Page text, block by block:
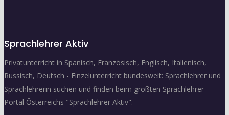
Sprachlehrer Aktiv
Privatunterricht in Spanisch, Französisch, Englisch, Italienisch,
Russisch, Deutsch - Einzelunterricht bundesweit: Sprachlehrer und
Sprachlehrerin suchen und finden beim größten Sprachlehrer-
Portal Österreichs "Sprachlehrer Aktiv".